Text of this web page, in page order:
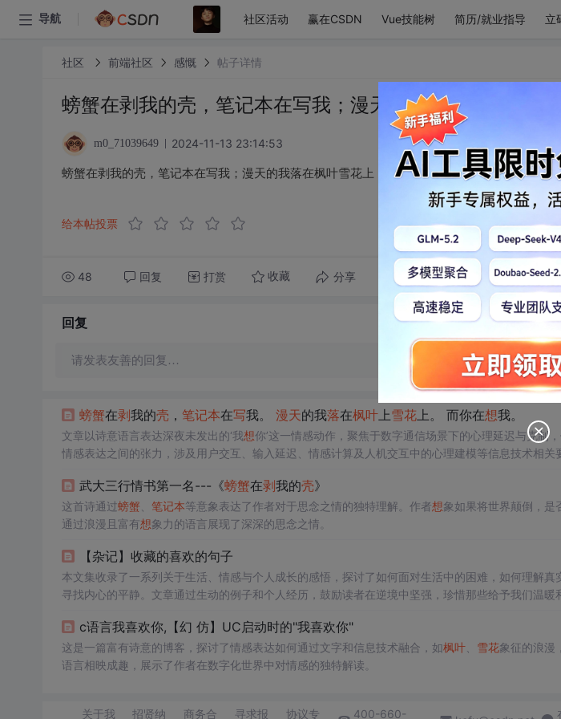
导航 社区活动 赢在CSDN Vue技能树 简历/就业指导 立
社区 前端社区 感慨 帖子详情
螃蟹在剥我的壳，笔记本在写我；漫天的我落在枫叶雪花上
m0_71039649 2024-11-13 23:14:53
螃蟹在剥我的壳，笔记本在写我；漫天的我落在枫叶雪花上；而你在想我。
给本帖投票
48 回复 打赏 收藏 分享 转发到动态 举报
回复
请发表友善的回复…
螃蟹在剥我的壳 ， 笔记本在写我。 漫天的我落在枫叶上雪花上。 而你在想我。
文章以诗意语言表达深夜未发出的‘我想你’这一情感动作，聚焦于数字通信场景下的心理延迟与克制
情感表达之间的张力，涉及用户交互、输入延迟、情感计算及人机交互中的心理建模等信息技术相关
武大三行情书第一名---《螃蟹在剥我的壳》
这首诗通过螃蟹 笔记本等意象表达了作者对于思念之情的独特理解。作者想象如果将世界颠倒，是
通过浪漫且富有想象力的语言展现了深深的思念之情。
【杂记】收藏的喜欢的句子
本文集收录了一系列关于生活、情感与个人成长的感悟，探讨了如何面对生活中的困难，如何理解真
寻找内心的平静。文章通过生动的例子和个人经历，鼓励读者在逆境中坚强，珍惜那些给予我们温暖
c语言我喜欢你,【幻 仿】UC启动时的"我喜欢你"
这是一篇富有诗意的博客，探讨了情感表达如何通过文字和信息技术融合，如枫叶、 雪花象征的浪漫
语言相映成趣，展示了作者在数字化世界中对情感的独特解读。
关于我 招贤纳 商务合 寻求报 协议专 400-660-